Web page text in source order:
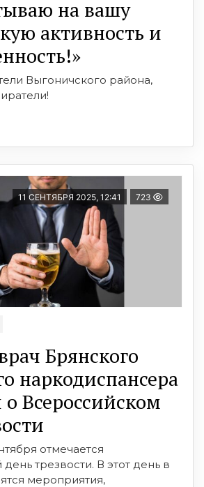
на вашу
активность и
Выгоничского района,
11 СЕНТЯБРЯ 2025, 12:41 723
Брянского
наркодиспансера
о Всероссийском
отмечается
трезвости. В этот день в
мероприятия,